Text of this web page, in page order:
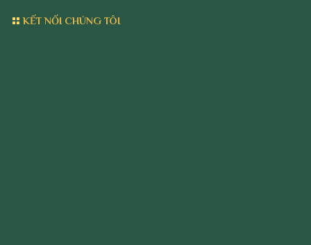
KẾT NỐI CHÚNG TÔI